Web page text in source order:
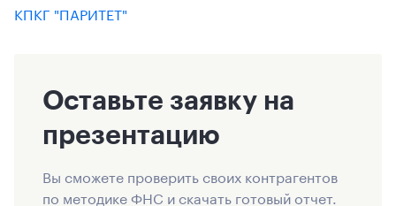
КПКГ "ПАРИТЕТ"
Оставьте заявку на
презентацию
Вы сможете проверить своих контрагентов
по методике ФНС и скачать готовый отчет.